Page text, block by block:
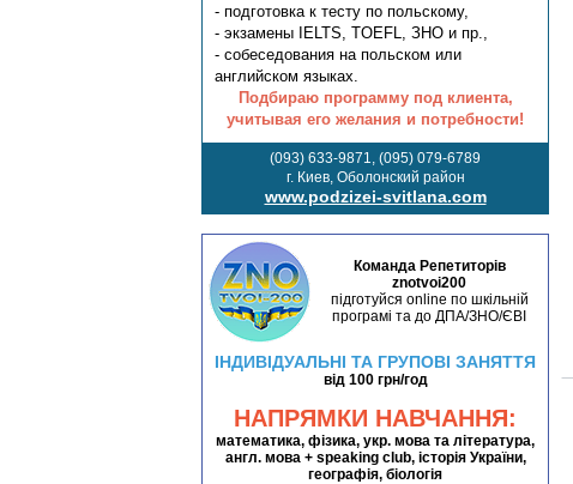
- подготовка к тесту по польскому,
- экзамены IELTS, TOEFL, ЗНО и пр.,
- собеседования на польском или
английском языках.
Подбираю программу под клиента,
учитывая его желания и потребности!
(093) 633-9871, (095) 079-6789
г. Киев, Оболонский район
www.podzizei-svitlana.com
Команда Репетиторів
znotvoi200
підготуйся online по шкільній
програмі та до ДПА/ЗНО/ЄВІ
ІНДИВІДУАЛЬНІ ТА ГРУПОВІ ЗАНЯТТЯ
від 100 грн/год
НАПРЯМКИ НАВЧАННЯ:
математика, фізика, укр. мова та література,
англ. мова + speaking club, історія України,
географія, біологія